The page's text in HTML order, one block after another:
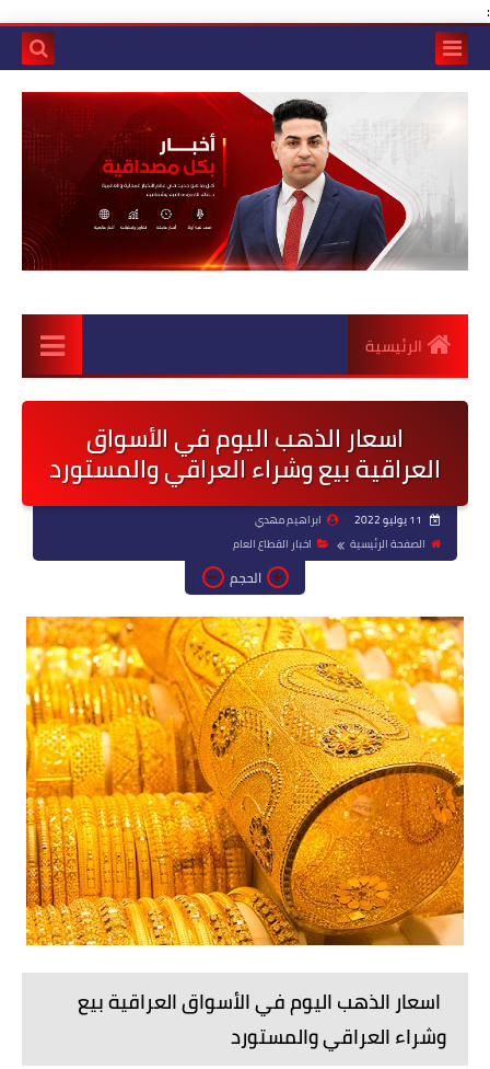
:
الرئيسية
اسعار الذهب اليوم في الأسواق
العراقية بيع وشراء العراقي والمستورد
ابراهيم مهدي
الصفحة الرئيسية
اخبار القطاع العام
الحجم
اسعار الذهب اليوم في الأسواق العراقية بيع
وشراء العراقي والمستورد